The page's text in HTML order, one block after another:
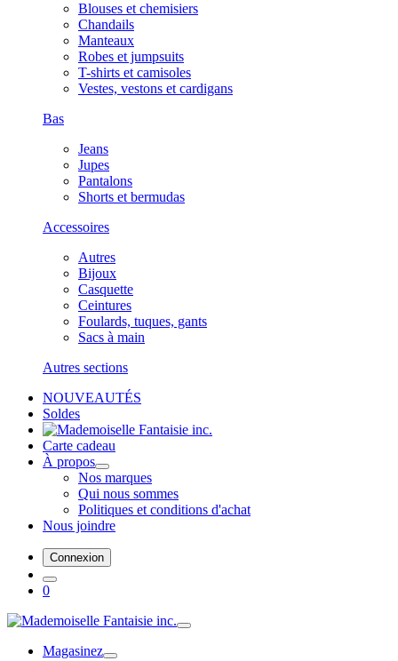
Blouses et chemisiers
Chandails
Manteaux
Robes et jumpsuits
T-shirts et camisoles
Vestes, vestons et cardigans
Bas
Jeans
Jupes
Pantalons
Shorts et bermudas
Accessoires
Autres
Bijoux
Casquette
Ceintures
Foulards, tuques, gants
Sacs à main
Autres sections
NOUVEAUTÉS
Soldes
Carte cadeau
À propos
Nos marques
Qui nous sommes
Politiques et conditions d'achat
Nous joindre
Connexion
0
Magasinez